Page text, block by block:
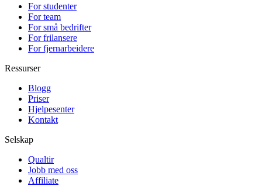
For studenter
For team
For små bedrifter
For frilansere
For fjernarbeidere
Ressurser
Blogg
Priser
Hjelpesenter
Kontakt
Selskap
Qualtir
Jobb med oss
Affiliate